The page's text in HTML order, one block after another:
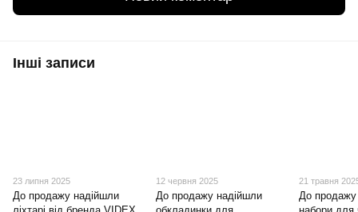
Інші записи
23 липня 2025
До продажу надійшли
12 червня 2025
До продажу надійшли
21 травня
До